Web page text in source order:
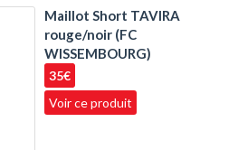
Maillot Short TAVIRA
rouge/noir (FC
WISSEMBOURG)
35€
Voir ce produit